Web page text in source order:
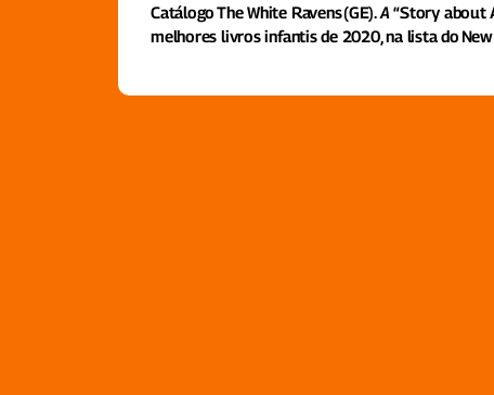
Catálogo The White Ravens(GE).A“Story about
melhores livros infantis de 2020, na lista do